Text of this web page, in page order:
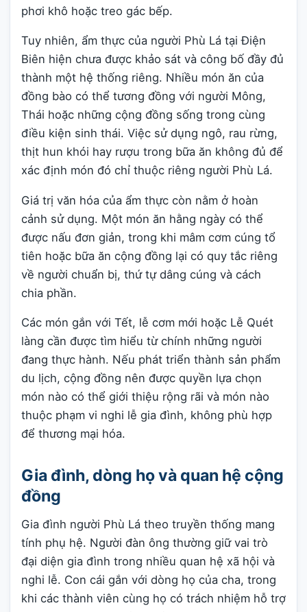
phơi khô hoặc treo gác bếp.
Tuy nhiên, ẩm thực của người Phù Lá tại Điện
Biên hiện chưa được khảo sát và công bố đầy đủ
thành một hệ thống riêng. Nhiều món ăn của
đồng bào có thể tương đồng với người Mông,
Thái hoặc những cộng đồng sống trong cùng
điều kiện sinh thái. Việc sử dụng ngô, rau rừng,
thịt hun khói hay rượu trong bữa ăn không đủ để
xác định món đó chỉ thuộc riêng người Phù Lá.
Giá trị văn hóa của ẩm thực còn nằm ở hoàn
cảnh sử dụng. Một món ăn hằng ngày có thể
được nấu đơn giản, trong khi mâm cơm cúng tổ
tiên hoặc bữa ăn cộng đồng lại có quy tắc riêng
về người chuẩn bị, thứ tự dâng cúng và cách
chia phần.
Các món gắn với Tết, lễ cơm mới hoặc Lễ Quét
làng cần được tìm hiểu từ chính những người
đang thực hành. Nếu phát triển thành sản phẩm
du lịch, cộng đồng nên được quyền lựa chọn
món nào có thể giới thiệu rộng rãi và món nào
thuộc phạm vi nghi lễ gia đình, không phù hợp
để thương mại hóa.
Gia đình, dòng họ và quan hệ cộng
đồng
Gia đình người Phù Lá theo truyền thống mang
tính phụ hệ. Người đàn ông thường giữ vai trò
đại diện gia đình trong nhiều quan hệ xã hội và
nghi lễ. Con cái gắn với dòng họ của cha, trong
khi các thành viên cùng họ có trách nhiệm hỗ trợ